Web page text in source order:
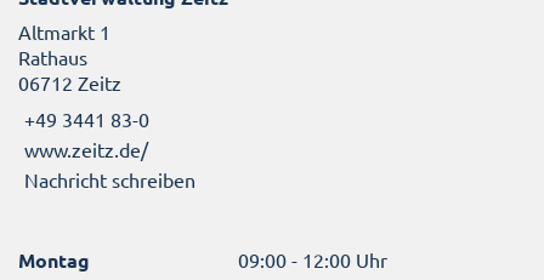
Altmarkt 1
Rathaus
06712 Zeitz
+49 3441 83-0
www.zeitz.de/
Nachricht schreiben
Montag 09:00 - 12:00 Uhr